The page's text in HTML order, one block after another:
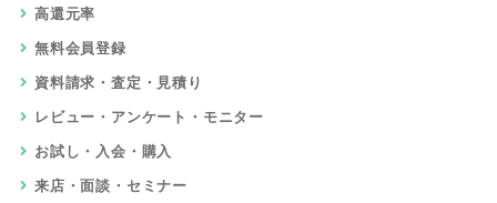
高還元率
無料会員登録
資料請求・査定・見積り
レビュー・アンケート・モニター
お試し・入会・購入
来店・面談・セミナー